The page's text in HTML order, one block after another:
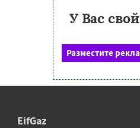
У Вас
Разместите
EifGaz